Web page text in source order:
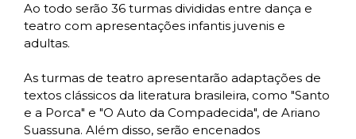
Ao todo serão 36 turmas divididas entre dança e
teatro com apresentações infantis juvenis e
adultas.
As turmas de teatro apresentarão adaptações de
textos clássicos da literatura brasileira, como "Santo
e a Porca" e "O Auto da Compadecida", de Ariano
Suassuna. Além disso, serão encenados